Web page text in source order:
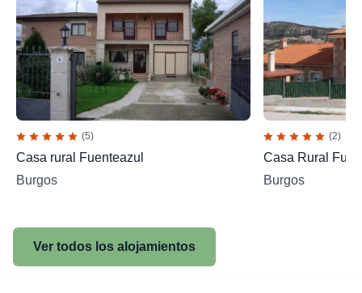
(5)
Casa rural Fuenteazul
Burgos
(2)
Casa Rural
Burgos
Ver todos los alojamientos